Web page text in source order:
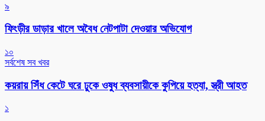
৯
ফিংড়ীর ডাড়ার খালে অবৈধ নেটপাটা দেওয়ার অভিযোগ
১০
সর্বশেষ সব খবর
কয়রায় সিঁধ কেটে ঘরে ঢুকে ওষুধ ব্যবসায়ীকে কুপিয়ে হত্যা, স্ত্রী আহত
১